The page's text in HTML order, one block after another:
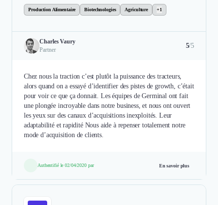
Production Alimentaire Biotechnologies Agriculture +1
Charles Vaury
Partner
5/5
Chez nous la traction c’est plutôt la puissance des tracteurs,
alors quand on a essayé d’identifier des pistes de growth, c’était
pour voir ce que ça donnait. Les équipes de Germinal ont fait
une plongée incroyable dans notre business, et nous ont ouvert
les yeux sur des canaux d’acquisitions inexploités. Leur
adaptabilité et rapidité Nous aide à repenser totalement notre
mode d’acquisition de clients.
Authentifié le 02/04/2020 par En savoir plus